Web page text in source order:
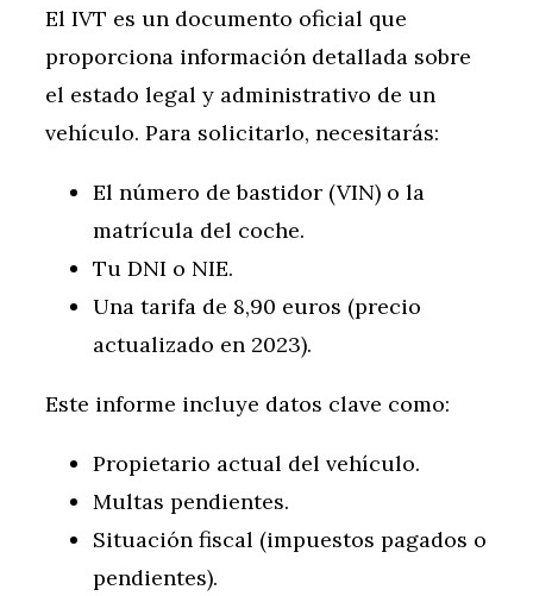
El IVT es un documento oficial que
proporciona información detallada sobre
el estado legal y administrativo de un
vehículo. Para solicitarlo, necesitarás:
El número de bastidor (VIN) o la
matrícula del coche.
Tu DNI o NIE.
Una tarifa de 8,90 euros (precio
actualizado en 2023).
Este informe incluye datos clave como:
Propietario actual del vehículo.
Multas pendientes.
Situación fiscal (impuestos pagados o
pendientes).